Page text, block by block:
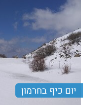
יום כיף בחרמון